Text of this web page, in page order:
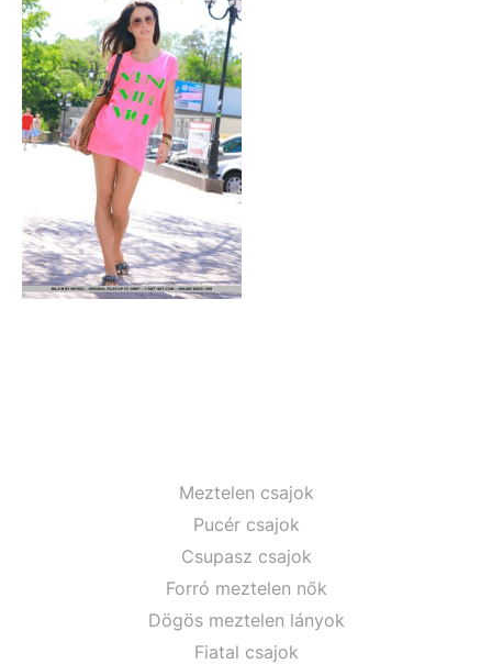
Meztelen csajok
Pucér csajok
Csupasz csajok
Forró meztelen nők
Dögös meztelen lányok
Fiatal csajok